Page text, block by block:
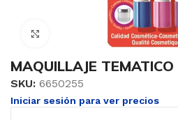
Clic para ampliar
MAQUILLAJE TEMATICO
SKU: 6650255
Iniciar sesión para ver precios